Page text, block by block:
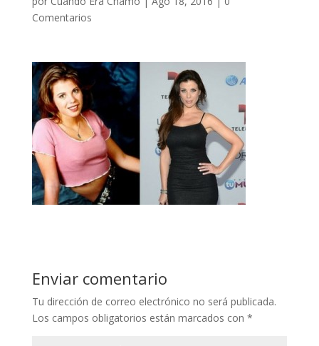
Comentarios
Enviar comentario
Tu dirección de correo electrónico no será publicada.
Los campos obligatorios están marcados con *